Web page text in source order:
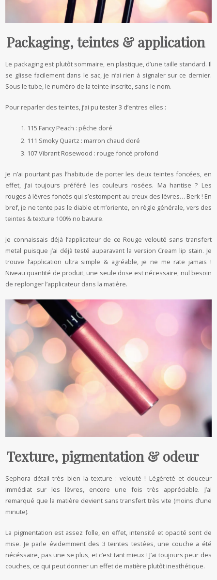
Packaging, teintes & application
Le packaging est plutôt sommaire, en plastique, d’une taille standard. Il
se glisse facilement dans le sac, je n’ai rien à signaler sur ce dernier.
Sous le tube, le numéro de la teinte inscrite, sans le nom.
Pour reparler des teintes, j’ai pu tester 3 d’entres elles :
115 Fancy Peach : pêche doré
111 Smoky Quartz : marron chaud doré
107 Vibrant Rosewood : rouge foncé profond
Je n’ai pourtant pas l’habitude de porter les deux teintes foncées, en
effet, j’ai toujours préféré les couleurs rosées. Ma hantise ? Les
rouges à lèvres foncés qui s’estompent au creux des lèvres… Berk ! En
bref, je ne tente pas le diable et m’oriente, en règle générale, vers des
teintes & texture 100% no bavure.
Je connaissais déjà l’applicateur de ce Rouge velouté sans transfert
metal puisque j’ai déjà testé auparavant la version Cream lip stain. Je
trouve l’application ultra simple & agréable, je ne me rate jamais !
Niveau quantité de produit, une seule dose est nécessaire, nul besoin
de replonger l’applicateur dans la matière.
Texture, pigmentation & odeur
Sephora détail très bien la texture : velouté ! Légèreté et douceur
immédiat sur les lèvres, encore une fois très appréciable. J’ai
remarqué que la matière devient sans transfert très vite (moins d’une
minute).
La pigmentation est assez folle, en effet, intensité et opacité sont de
mise. Je parle évidemment des 3 teintes testées, une couche a été
nécéssaire, pas une se plus, et c’est tant mieux ! J’ai toujours peur des
couches, ce qui peut donner un effet de matière plutôt inesthétique.